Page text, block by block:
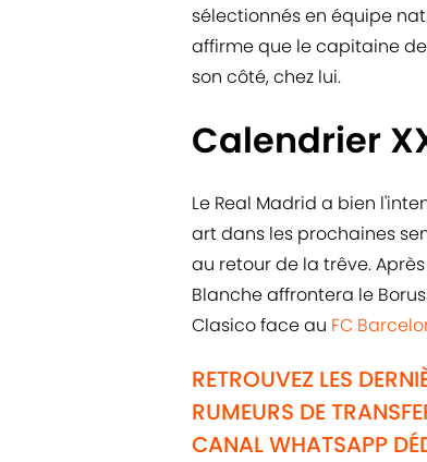
sélectionnés en équipe
affirme que le capitaine
son côté, chez lui.
Calendrier
Le Real Madrid a bien
art dans les prochaines
au retour de la trêve.
Blanche affrontera le
Clasico face au FC
RETROUVEZ LES
RUMEURS DE
CANAL WHATSAPP